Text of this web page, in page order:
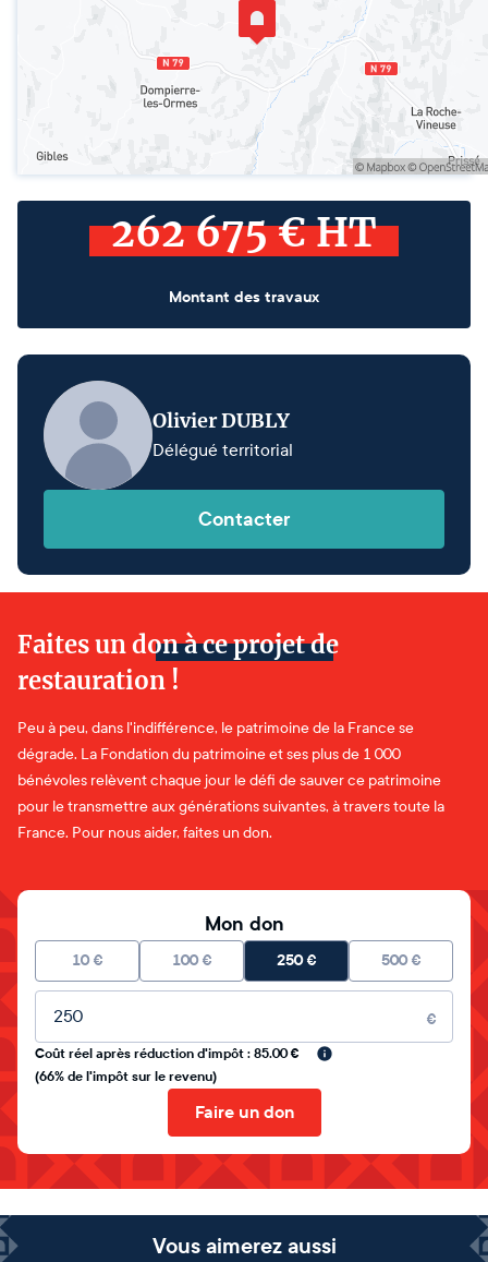
262 675 € HT
Montant des travaux
Olivier DUBLY
Délégué territorial
Contacter
Faites un don à ce projet de
restauration !
Peu à peu, dans l'indifférence, le patrimoine de la France se
dégrade. La Fondation du patrimoine et ses plus de 1 000
bénévoles relèvent chaque jour le défi de sauver ce patrimoine
pour le transmettre aux générations suivantes, à travers toute la
France. Pour nous aider, faites un don.
Mon don
10 € 100 € 250€ 500 €
Montant libre
€
Coût réel après réduction d'impôt : 85.00 €
(66% de l'impôt sur le revenu)
Faire un don
Vous aimerez aussi